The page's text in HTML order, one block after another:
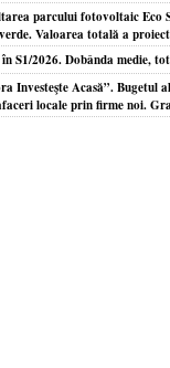
parcului fotovoltaic Eco
Valoarea totală a
S1/2026. Dobânda medie,
Investeşte Acasă”. Bugetul
locale prin firme noi.